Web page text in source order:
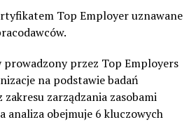
Top Employer uznawane
przez Top Employers
na podstawie badań
zarządzania zasobami
analiza obejmuje 6 kluczowych